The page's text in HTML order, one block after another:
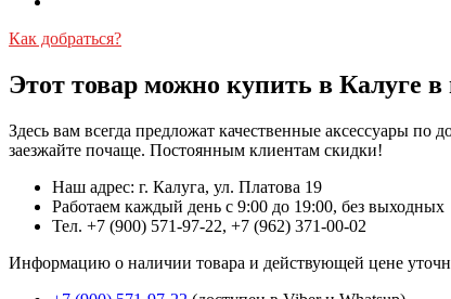
Как добраться?
Этот товар можно купить в Калуге
Здесь вам всегда предложат качественные аксессуары
заезжайте почаще. Постоянным клиентам скидки!
Наш адрес: г. Калуга, ул. Платова 19
Работаем каждый день с 9:00 до 19:00, без выходных
Тел. +7 (900) 571-97-22, +7 (962) 371-00-02
Информацию о наличии товара и действующей цене